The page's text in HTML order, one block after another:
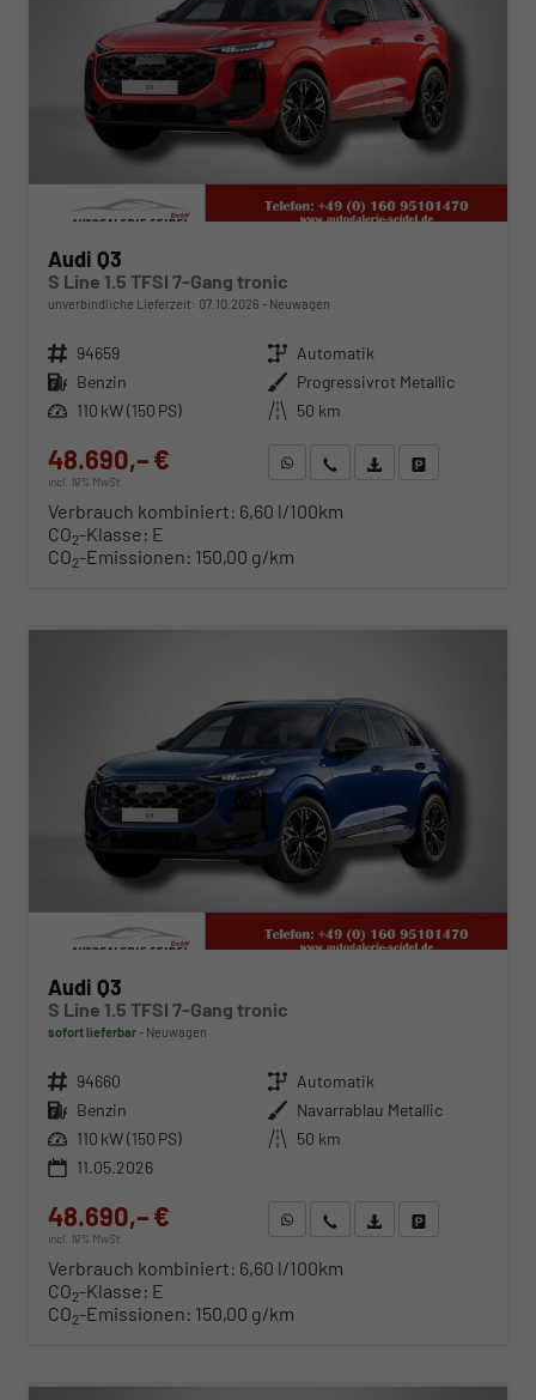
Audi Q3
S Line 1.5 TFSI 7-Gang tronic
unverbindliche Lieferzeit: 07.10.2026 Neuwagen
Fahrzeugnr. 94659 Getriebe Automatik
Kraftstoff Benzin Außenfarbe Progressivrot Metallic
Leistung 110 kW (150 PS) Kilometerstand 50 km
48.690,– €
incl. 19% MwSt.
WhatsApp anfragen
Wir rufen Sie anFahrzeugexposé (PDF)
Verbrauch kombiniert: 6,60 l/100km
CO2-Klasse: E
CO2-Emissionen: 150,00 g/km
Audi Q3
S Line 1.5 TFSI 7-Gang tronic
sofort lieferbar Neuwagen
Fahrzeugnr. 94660 Getriebe Automatik
Kraftstoff Benzin Außenfarbe Navarrablau Metallic
Leistung 110 kW (150 PS) Kilometerstand 50 km
11.05.2026
48.690,– €
incl. 19% MwSt.
WhatsApp anfragen
Wir rufen Sie anFahrzeugexposé (PDF)
Verbrauch kombiniert: 6,60 l/100km
CO2-Klasse: E
CO2-Emissionen: 150,00 g/km